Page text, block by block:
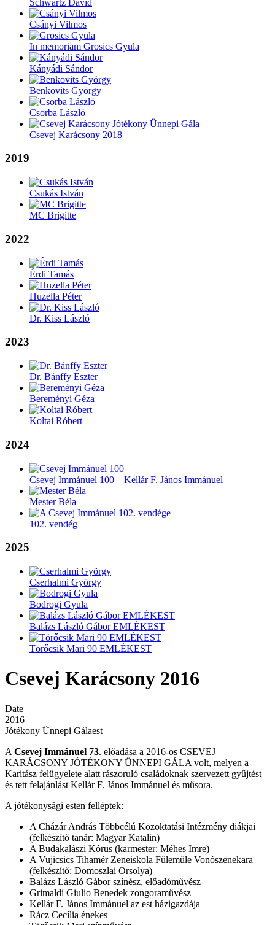
Csányi Vilmos
In memoriam Grosics Gyula
Kányádi Sándor
Benkovits György
Csorba László
Csevej Karácsony 2018
2019
Csukás István
MC Brigitte
2022
Érdi Tamás
Huzella Péter
Dr. Kiss László
2023
Dr. Bánffy Eszter
Bereményi Géza
Koltai Róbert
2024
Csevej Immánuel 100 – Kellár F. János Immánuel
Mester Béla
102. vendég
2025
Cserhalmi György
Bodrogi Gyula
Balázs László Gábor EMLÉKEST
Törőcsik Mari 90 EMLÉKEST
Csevej Karácsony 2016
Date
2016
Jótékony Ünnepi Gálaest
A Csevej Immánuel 73. előadása a 2016-os CSEVEJ
KARÁCSONY JÓTÉKONY ÜNNEPI GÁLA volt, melyen a
Karitász felügyelete alatt rászoruló családoknak szervezett gyűjtést
és tett felajánlást Kellár F. János Immánuel és műsora.
A jótékonysági esten felléptek:
A Cházár András Többcélú Közoktatási Intézmény diákjai
(felkészítő tanár: Magyar Katalin)
A Budakalászi Kórus (karmester: Méhes Imre)
A Vujicsics Tihamér Zeneiskola Fülemüle Vonószenekara
(felkészítő: Domoszlai Orsolya)
Balázs László Gábor színész, előadóművész
Grimaldi Giulio Benedek zongoraművész
Kellár F. János Immánuel az est házigazdája
Rácz Cecília énekes